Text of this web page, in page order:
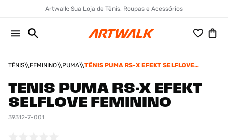
Artwalk: Sua Loja de Tênis, Roupas e Acessórios
TÊNIS FEMININO PUMA
TÊNIS PUMA RS-X EFEKT SELFLOVE
TÊNIS PUMA RS-X EFEKT
SELFLOVE FEMININO
39312-7-001